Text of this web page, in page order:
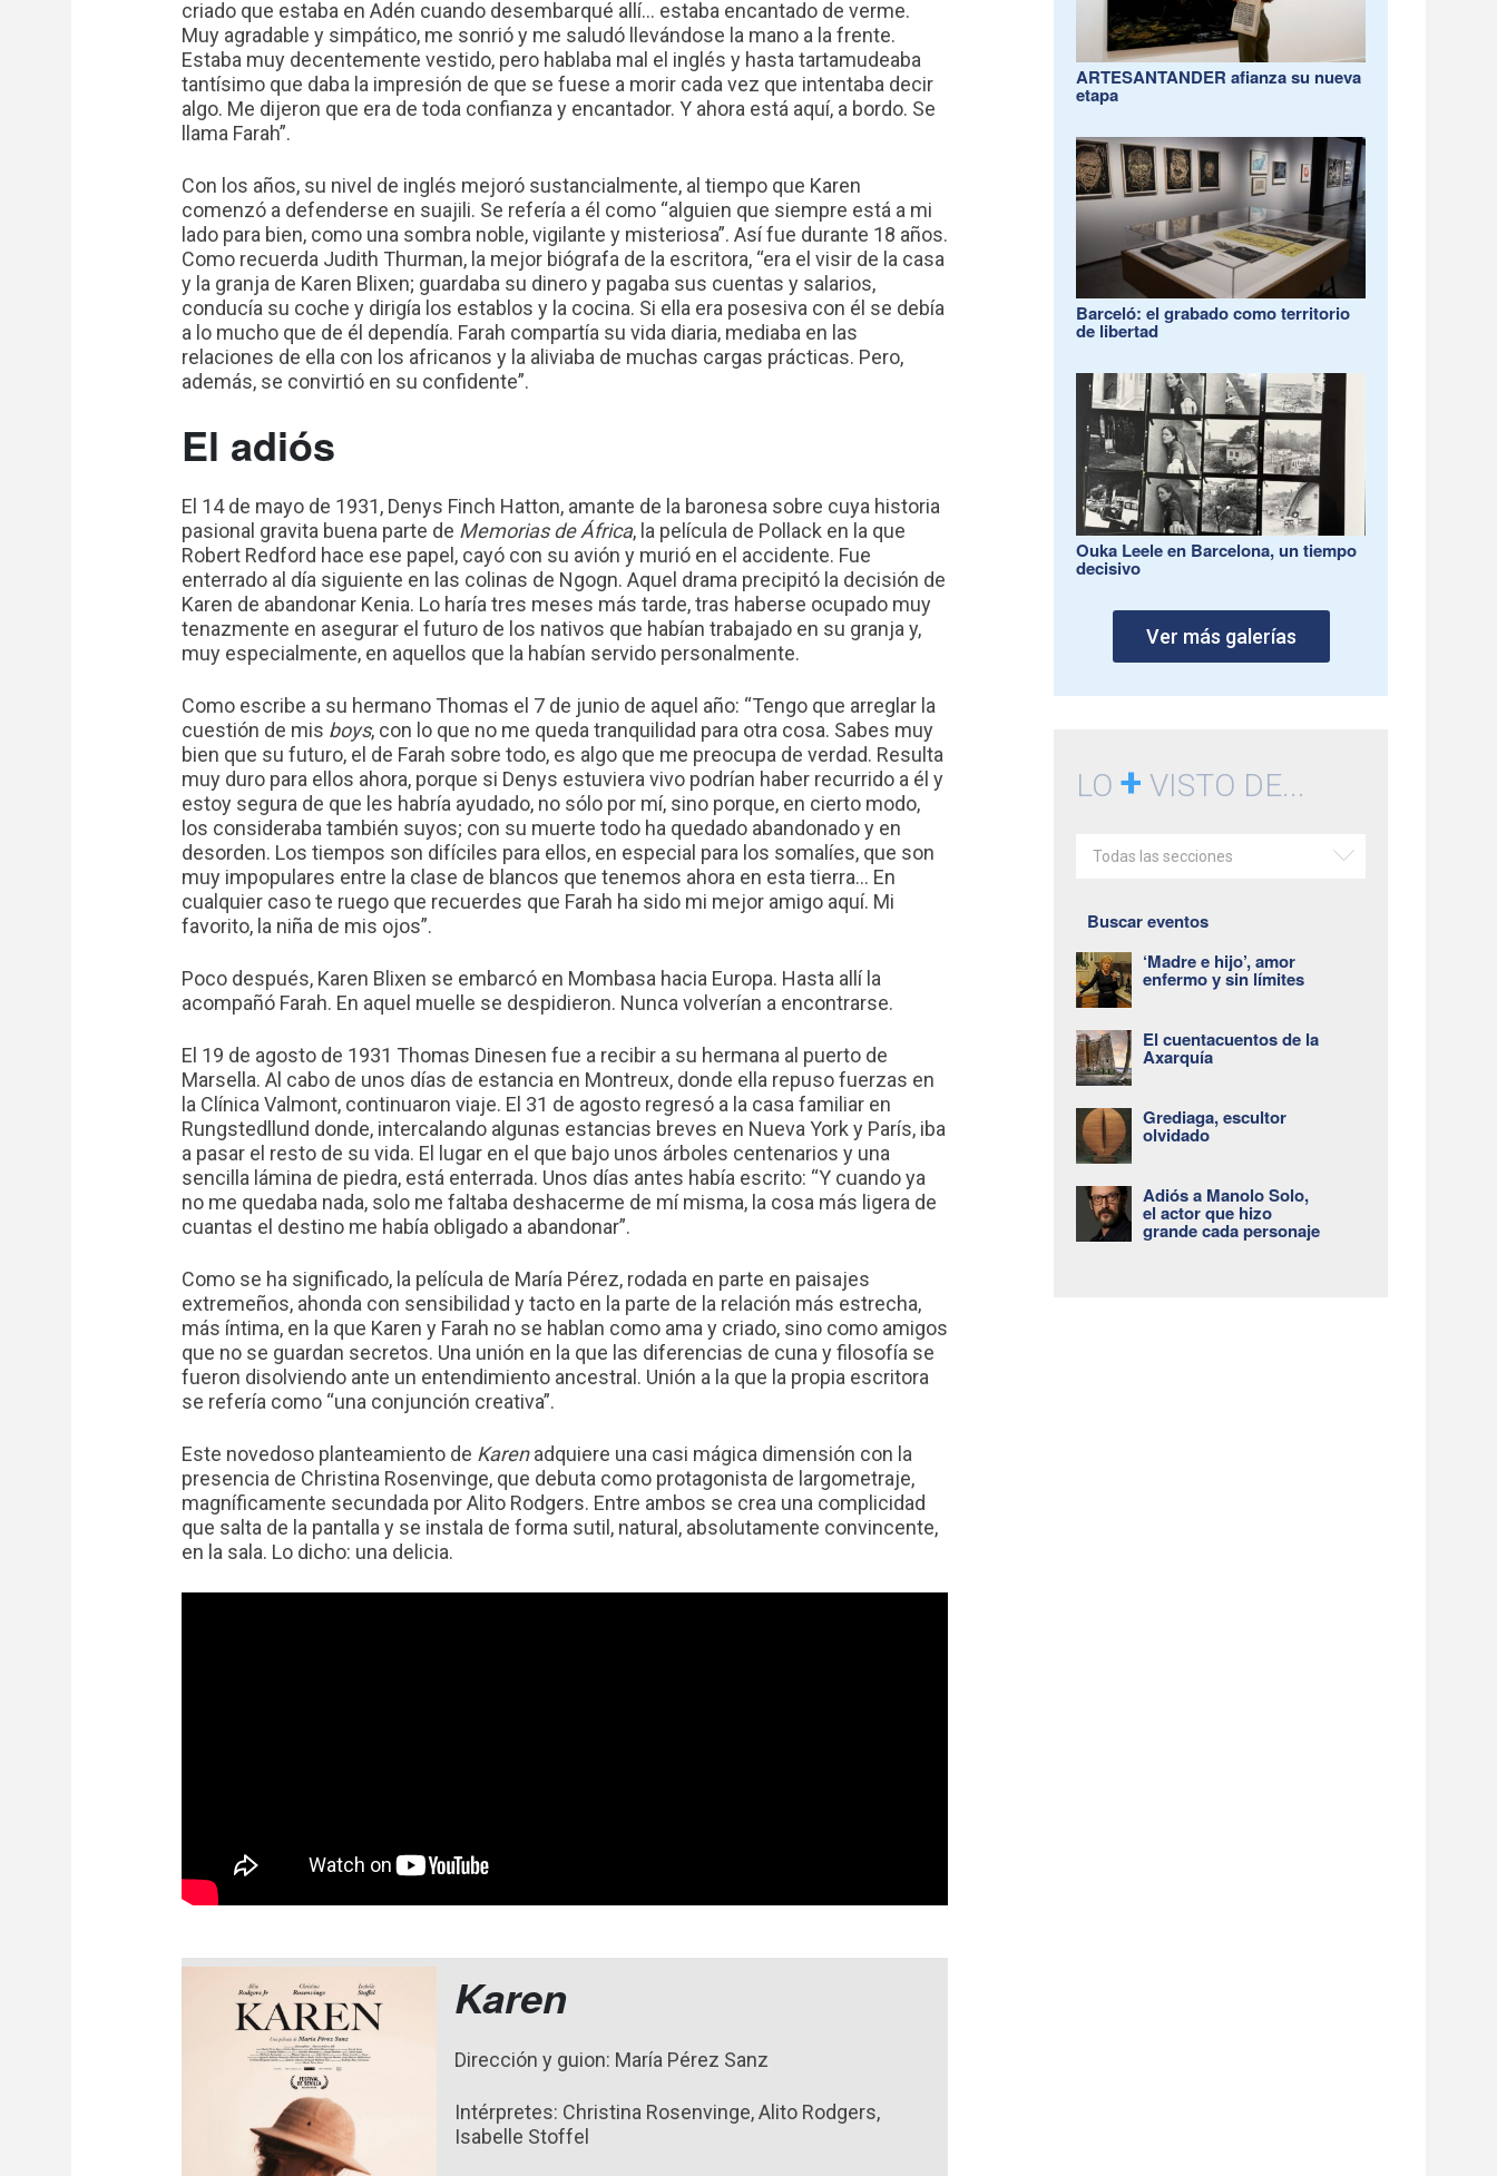
criado que estaba en Adén cuando desembarqué allí… estaba encantado de verme.
Muy agradable y simpático, me sonrió y me saludó llevándose la mano a la frente.
Estaba muy decentemente vestido, pero hablaba mal el inglés y hasta tartamudeaba
tantísimo que daba la impresión de que se fuese a morir cada vez que intentaba decir
algo. Me dijeron que era de toda confianza y encantador. Y ahora está aquí, a bordo. Se
llama Farah”.
Con los años, su nivel de inglés mejoró sustancialmente, al tiempo que Karen
comenzó a defenderse en suajili. Se refería a él como “alguien que siempre está a mi
lado para bien, como una sombra noble, vigilante y misteriosa”. Así fue durante 18 años.
Como recuerda Judith Thurman, la mejor biógrafa de la escritora, “era el visir de la casa
y la granja de Karen Blixen; guardaba su dinero y pagaba sus cuentas y salarios,
conducía su coche y dirigía los establos y la cocina. Si ella era posesiva con él se debía
a lo mucho que de él dependía. Farah compartía su vida diaria, mediaba en las
relaciones de ella con los africanos y la aliviaba de muchas cargas prácticas. Pero,
además, se convirtió en su confidente”.
El adiós
El 14 de mayo de 1931, Denys Finch Hatton, amante de la baronesa sobre cuya historia
pasional gravita buena parte de Memorias de África, la película de Pollack en la que
Robert Redford hace ese papel, cayó con su avión y murió en el accidente. Fue
enterrado al día siguiente en las colinas de Ngogn. Aquel drama precipitó la decisión de
Karen de abandonar Kenia. Lo haría tres meses más tarde, tras haberse ocupado muy
tenazmente en asegurar el futuro de los nativos que habían trabajado en su granja y,
muy especialmente, en aquellos que la habían servido personalmente.
Como escribe a su hermano Thomas el 7 de junio de aquel año: “Tengo que arreglar la
cuestión de mis boys, con lo que no me queda tranquilidad para otra cosa. Sabes muy
bien que su futuro, el de Farah sobre todo, es algo que me preocupa de verdad. Resulta
muy duro para ellos ahora, porque si Denys estuviera vivo podrían haber recurrido a él y
estoy segura de que les habría ayudado, no sólo por mí, sino porque, en cierto modo,
los consideraba también suyos; con su muerte todo ha quedado abandonado y en
desorden. Los tiempos son difíciles para ellos, en especial para los somalíes, que son
muy impopulares entre la clase de blancos que tenemos ahora en esta tierra… En
cualquier caso te ruego que recuerdes que Farah ha sido mi mejor amigo aquí. Mi
favorito, la niña de mis ojos”.
Poco después, Karen Blixen se embarcó en Mombasa hacia Europa. Hasta allí la
acompañó Farah. En aquel muelle se despidieron. Nunca volverían a encontrarse.
El 19 de agosto de 1931 Thomas Dinesen fue a recibir a su hermana al puerto de
Marsella. Al cabo de unos días de estancia en Montreux, donde ella repuso fuerzas en
la Clínica Valmont, continuaron viaje. El 31 de agosto regresó a la casa familiar en
Rungstedllund donde, intercalando algunas estancias breves en Nueva York y París, iba
a pasar el resto de su vida. El lugar en el que bajo unos árboles centenarios y una
sencilla lámina de piedra, está enterrada. Unos días antes había escrito: “Y cuando ya
no me quedaba nada, solo me faltaba deshacerme de mí misma, la cosa más ligera de
cuantas el destino me había obligado a abandonar”.
Como se ha significado, la película de María Pérez, rodada en parte en paisajes
extremeños, ahonda con sensibilidad y tacto en la parte de la relación más estrecha,
más íntima, en la que Karen y Farah no se hablan como ama y criado, sino como amigos
que no se guardan secretos. Una unión en la que las diferencias de cuna y filosofía se
fueron disolviendo ante un entendimiento ancestral. Unión a la que la propia escritora
se refería como “una conjunción creativa”.
Este novedoso planteamiento de Karenadquiere una casi mágica dimensión con la
presencia de Christina Rosenvinge, que debuta como protagonista de largometraje,
magníficamente secundada por Alito Rodgers. Entre ambos se crea una complicidad
que salta de la pantalla y se instala de forma sutil, natural, absolutamente convincente,
en la sala. Lo dicho: una delicia.
Karen
Dirección y guion: María Pérez Sanz
Intérpretes: Christina Rosenvinge, Alito Rodgers,
Isabelle Stoffel
ARTESANTANDER afianza su nueva
etapa
Barceló: el grabado como territorio
de libertad
Ouka Leele en Barcelona, un tiempo
decisivo
Ver más galerías
LO+ VISTO DE...
Todas las secciones
Buscar eventos
‘Madre e hijo’, amor
enfermo y sin límites
El cuentacuentos de la
Axarquía
Grediaga, escultor
olvidado
Adiós a Manolo Solo,
el actor que hizo
grande cada personaje